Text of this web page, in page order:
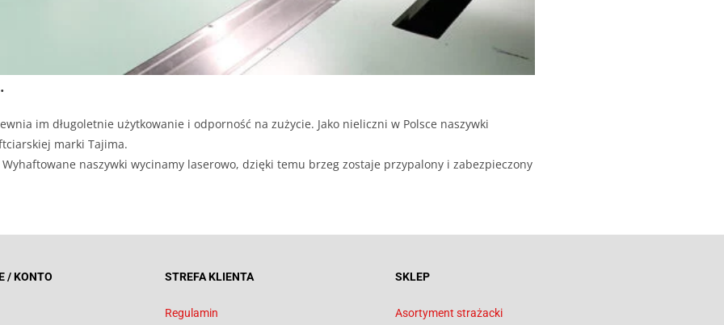
im długoletnie użytkowanie i odporność na zużycie. Jako nieliczni w Polsce naszywki
marki Tajima.
naszywki wycinamy laserowo, dzięki temu brzeg zostaje przypalony i zabezpieczony
/ KONTO STREFA KLIENTA
Regulamin
SKLEP
Asortyment strażacki